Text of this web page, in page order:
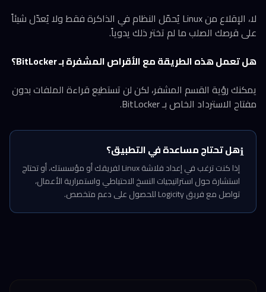
لا، الإقلاع من Linux يُحمّل النظام في الذاكرة فقط ولا يُعدّل شيئاً
على قرصك الصلب ما لم تختر ذلك يدوياً.
هل تعمل هذه الطريقة مع الأقراص المشفرة بـ BitLocker؟
يمكنك رؤية القسم المشفر، لكن لن تستطيع قراءة الملفات بدون
مفتاح الاسترداد الخاص بـ BitLocker.
ℹ️هل تحتاج مساعدة في التطبيق؟
إذا كنت ترغب في إعداد فلاشة Linux لفريقك أو مؤسستك، أو تحتاج
استشارة حول استراتيجيات النسخ الاحتياطي واستمرارية الأعمال،
تواصل مع فريق Logicity للحصول على دعم متخصص.